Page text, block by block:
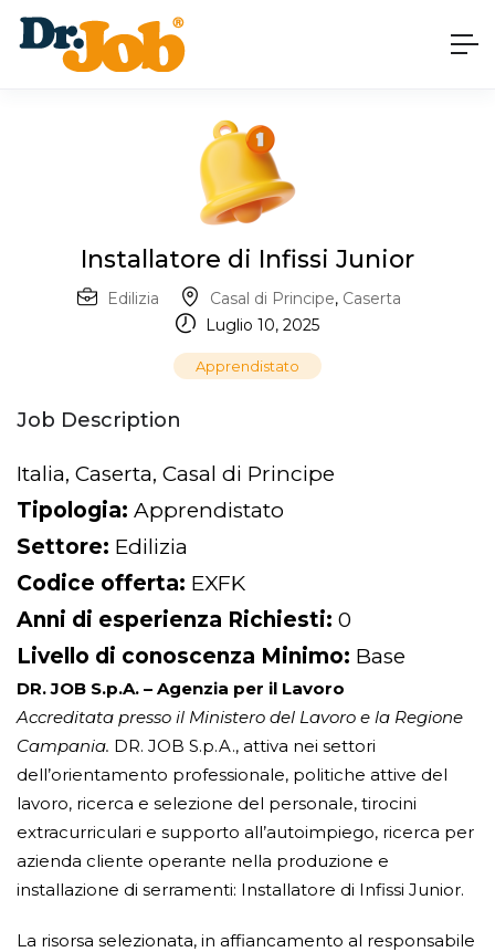
Installatore di Infissi Junior
Edilizia Casal di Principe, Caserta
Luglio 10, 2025
Apprendistato
Job Description
Italia, Caserta, Casal di Principe
Tipologia: Apprendistato
Settore: Edilizia
Codice offerta: EXFK
Anni di esperienza Richiesti: 0
Livello di conoscenza Minimo: Base
DR. JOB S.p.A. – Agenzia per il Lavoro
Accreditata presso il Ministero del Lavoro e la Regione
Campania. DR. JOB S.p.A., attiva nei settori
dell’orientamento professionale, politiche attive del
lavoro, ricerca e selezione del personale, tirocini
extracurriculari e supporto all’autoimpiego, ricerca per
azienda cliente operante nella produzione e
installazione di serramenti: Installatore di Infissi Junior.
La risorsa selezionata, in affiancamento al responsabile